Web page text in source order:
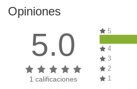
Opiniones
5.0
1 calificaciones
5
4
3
2
1